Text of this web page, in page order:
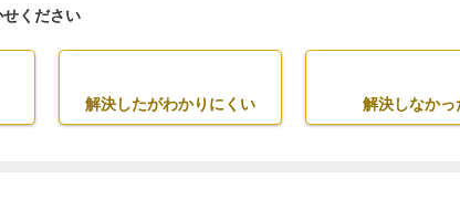
ください
解決したがわかりにくい 解決しなかっ